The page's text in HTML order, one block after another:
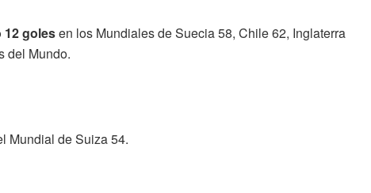
12 golesen los Mundiales de Suecia 58, Chile 62, Inglaterra
del Mundo.
Mundial de Suiza 54.